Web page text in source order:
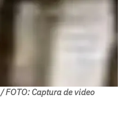
/ FOTO: Captura de video